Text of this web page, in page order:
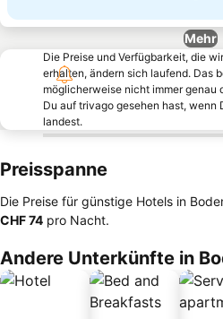
Mehr
Die Preise und Verfügbarkeit, die
erhalten, ändern sich laufend. Das
möglicherweise nicht immer genau
Du auf trivago gesehen hast, wenn
landest.
Preisspanne
Die Preise für günstige Hotels in
‎CHF 74 pro Nacht.
Andere Unterkünfte in